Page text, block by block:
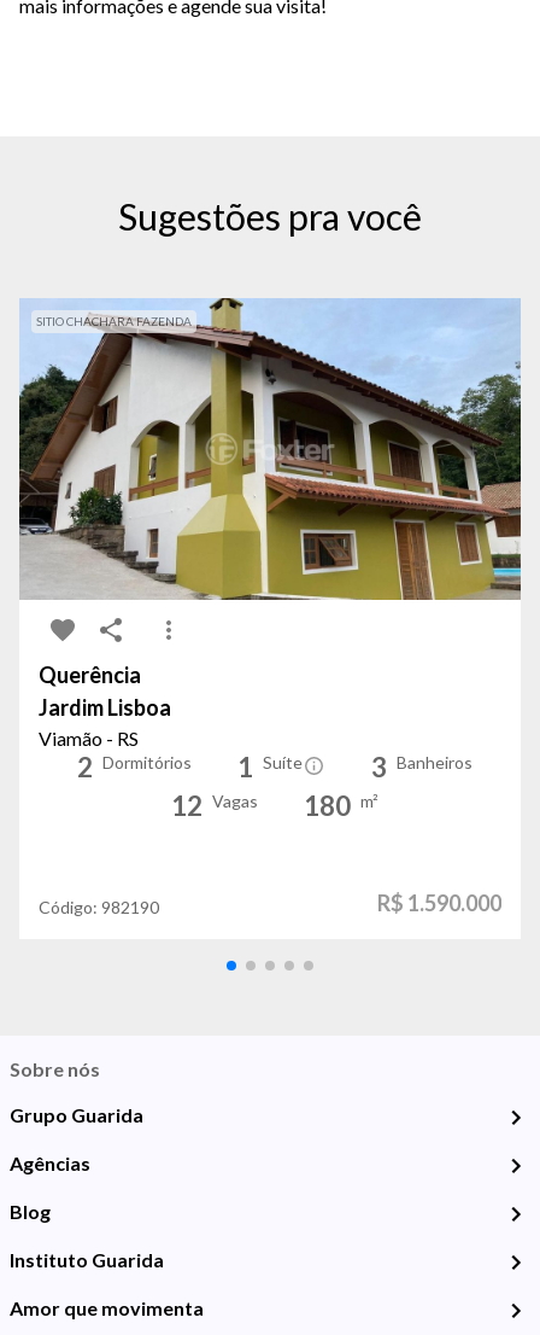
mais informações e agende sua visita!
Sugestões pra você
SITIO CHACHARA FAZENDA
Querência
Jardim Lisboa
Viamão - RS
2 Dormitórios 1 Suíte 3 Banheiros
12 Vagas 180 m²
Código: 982190 R$ 1.590.000
Sobre nós
Grupo Guarida
Agências
Blog
Instituto Guarida
Amor que movimenta